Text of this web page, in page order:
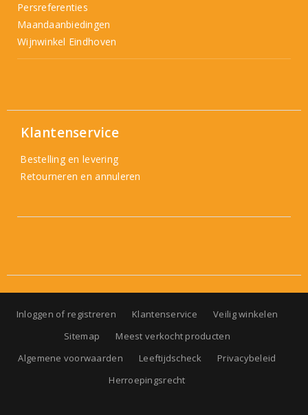
Persreferenties
Maandaanbiedingen
Wijnwinkel Eindhoven
Klantenservice
Bestelling en levering
Retourneren en annuleren
Inloggen of registreren Klantenservice
Veilig winkelen
Sitemap
Meest verkocht producten
Algemene voorwaarden
Leeftijdscheck
Privacybeleid
Herroepingsrecht